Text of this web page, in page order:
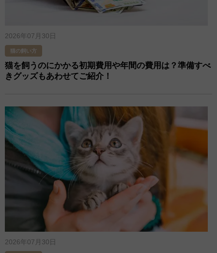
2026年07月30日
猫の飼い方
猫を飼うのにかかる初期費用や年間の費用は？準備すべ
きグッズもあわせてご紹介！
2026年07月30日